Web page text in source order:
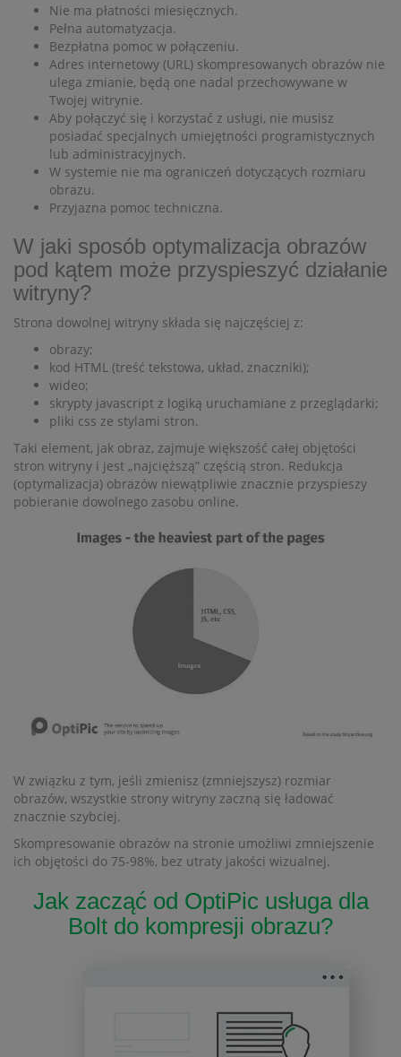
Nie ma płatności miesięcznych.
Pełna automatyzacja.
Bezpłatna pomoc w połączeniu.
Adres internetowy (URL) skompresowanych obrazów nie
ulega zmianie, będą one nadal przechowywane w
Twojej witrynie.
Aby połączyć się i korzystać z usługi, nie musisz
posiadać specjalnych umiejętności programistycznych
lub administracyjnych.
W systemie nie ma ograniczeń dotyczących rozmiaru
obrazu.
Przyjazna pomoc techniczna.
W jaki sposób optymalizacja obrazów
pod kątem może przyspieszyć działanie
witryny?
Strona dowolnej witryny składa się najczęściej z:
obrazy;
kod HTML (treść tekstowa, układ, znaczniki);
wideo;
skrypty javascript z logiką uruchamiane z przeglądarki;
pliki css ze stylami stron.
Taki element, jak obraz, zajmuje większość całej objętości
stron witryny i jest „najcięższą” częścią stron. Redukcja
(optymalizacja) obrazów niewątpliwie znacznie przyspieszy
pobieranie dowolnego zasobu online.
W związku z tym, jeśli zmienisz (zmniejszysz) rozmiar
obrazów, wszystkie strony witryny zaczną się ładować
znacznie szybciej.
Skompresowanie obrazów na stronie umożliwi zmniejszenie
ich objętości do 75-98%, bez utraty jakości wizualnej.
Jak zacząć od OptiPic usługa dla
Bolt do kompresji obrazu?